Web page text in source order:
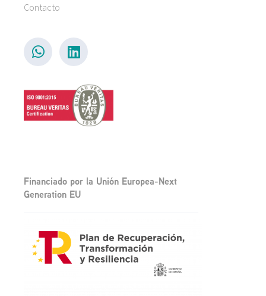
Contacto
Financiado por la Unión Europea-Next
Generation EU